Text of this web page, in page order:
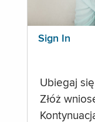
Sign In
Ubiegaj
Złóż